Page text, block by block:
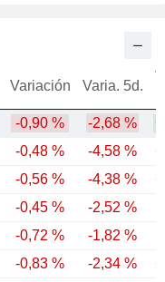
Variación Varia. 5d.
-0,90 % -2,68 %
-0,48 % -4,58 %
-0,56 % -4,38 %
-0,45 % -2,52 %
-0,72 % -1,82 %
-0,83 % -2,34 %